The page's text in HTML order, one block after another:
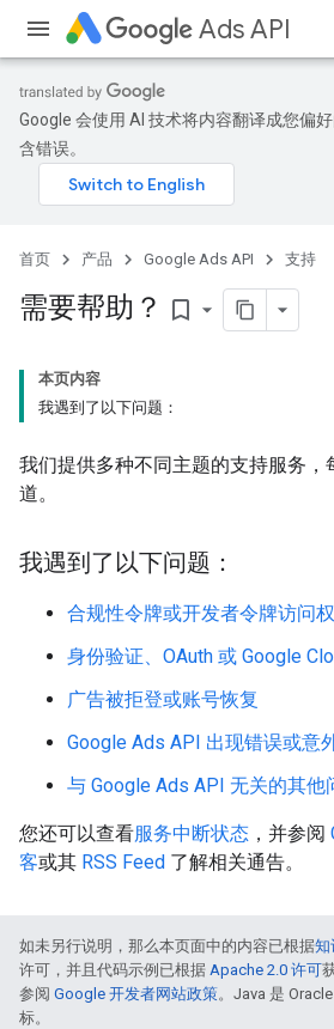
Ads API
Google 会使用 AI 技术将内容翻译成您偏
含错误。
首页 产品 Google Ads API 支持
需要帮助？ bookmark_border
本页内容
我遇到了以下问题：
我们提供多种不同主题的支持服务，
道。
我遇到了以下问题：
合规性令牌或开发者令牌访问
身份验证、OAuth 或 Google
广告被拒登或账号恢复
Google Ads API 出现错误或意
与 Google Ads API 无关的其他
您还可以查看服务中断状态 ，并参阅
客或其 RSS Feed 了解相关通告。
如未另行说明，那么本页面中的内容已根据知
许可，并且代码示例已根据 Apache 2.0 许可
参阅 Google 开发者网站政策。Java 是
标。